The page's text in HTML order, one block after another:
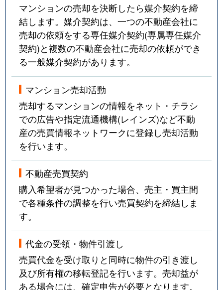
マンションの売却を決断したら媒介契約を締
結します。媒介契約は、一つの不動産会社に
売却の依頼をする専任媒介契約(専属専任媒介
契約)と複数の不動産会社に売却の依頼ができ
る一般媒介契約があります。
マンション売却活動
売却するマンションの情報をネット・チラシ
での広告や指定流通機構(レインズ)など不動
産の売買情報ネットワークに登録し売却活動
を行います。
不動産売買契約
購入希望者が見つかった場合、売主・買主間
で各種条件の調整を行い売買契約を締結しま
す。
代金の受領・物件引渡し
売買代金を受け取りと同時に物件の引き渡し
及び所有権の移転登記を行います。売却益が
ある場合には、確定申告が必要となります。